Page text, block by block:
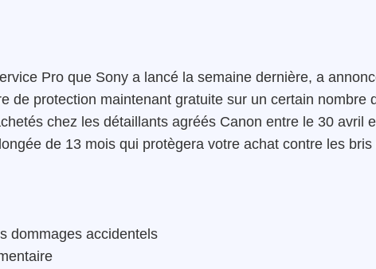
Pro que Sony a lancé la semaine dernière, a
de protection maintenant gratuite sur un certain nombre
chez les détaillants agréés Canon entre le 30 avril
de 13 mois qui protègera votre achat contre les
dommages accidentels